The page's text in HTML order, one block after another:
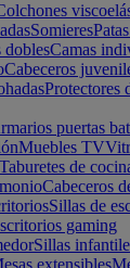
Somieres
doblesCamas
Cabeceros
Protectores
puertas
Muebles TV
Taburetes de
Cabeceros
Sillas de
gaming
Sillas
extensibles